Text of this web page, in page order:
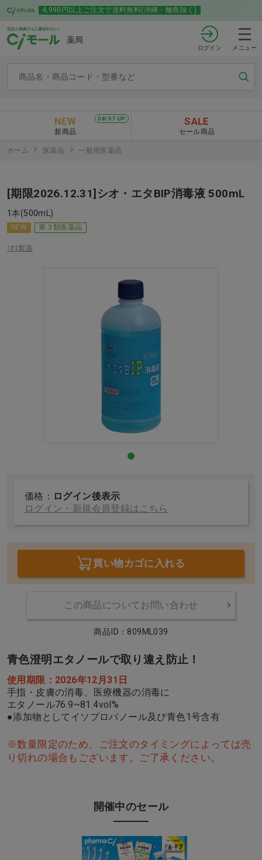
4,990円以上ご注文で送料無料(沖縄・離島除く)
薬局
ログイン メニュー
08/07 UP
NEW
新商品
SALE
セール商品
ホーム 医薬品 一般用医薬品
[期限2026.12.31]シオ・エタBIP消毒液 500mL
1本(500mL)
NEW 第３類医薬品
ｼｵｴ製薬
価格： ログイン後表示
ログイン・新規会員登録はこちら
買い物カゴに入れる
この商品についてお問い合わせ
商品ID：809ML039
青色澄明エタノールで取り違え防止！
使用期限：2026年12月31日
手指・皮膚の消毒、医療機器の消毒に
エタノール76.9~81.4vol%
●添加物としてイソプロパノール及び青色1号含有
※数量限定のため、ご注文のタイミングによっては売
り切れの場合もございます。ご了承ください。
開催中のセール